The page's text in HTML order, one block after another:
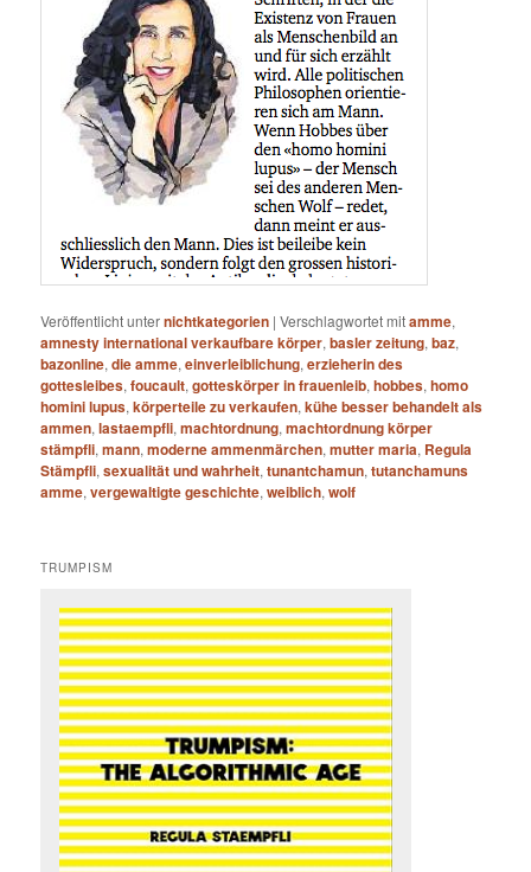
Veröffentlicht unternichtkategorien |Verschlagwortet mitamme,
amnesty international verkaufbare körper,basler zeitung,baz,
bazonline,die amme,einverleiblichung,erzieherin des
gottesleibes,foucault,gotteskörper in frauenleib,hobbes,homo
homini lupus,körperteile zu verkaufen,kühe besser behandelt als
ammen,lastaempfli,machtordnung,machtordnung körper
stämpfli,mann,moderne ammenmärchen,mutter maria, Regula
Stämpfli,sexualität und wahrheit,tunantchamun,tutanchamuns
amme,vergewaltigte geschichte,weiblich,wolf
TRUMPISM